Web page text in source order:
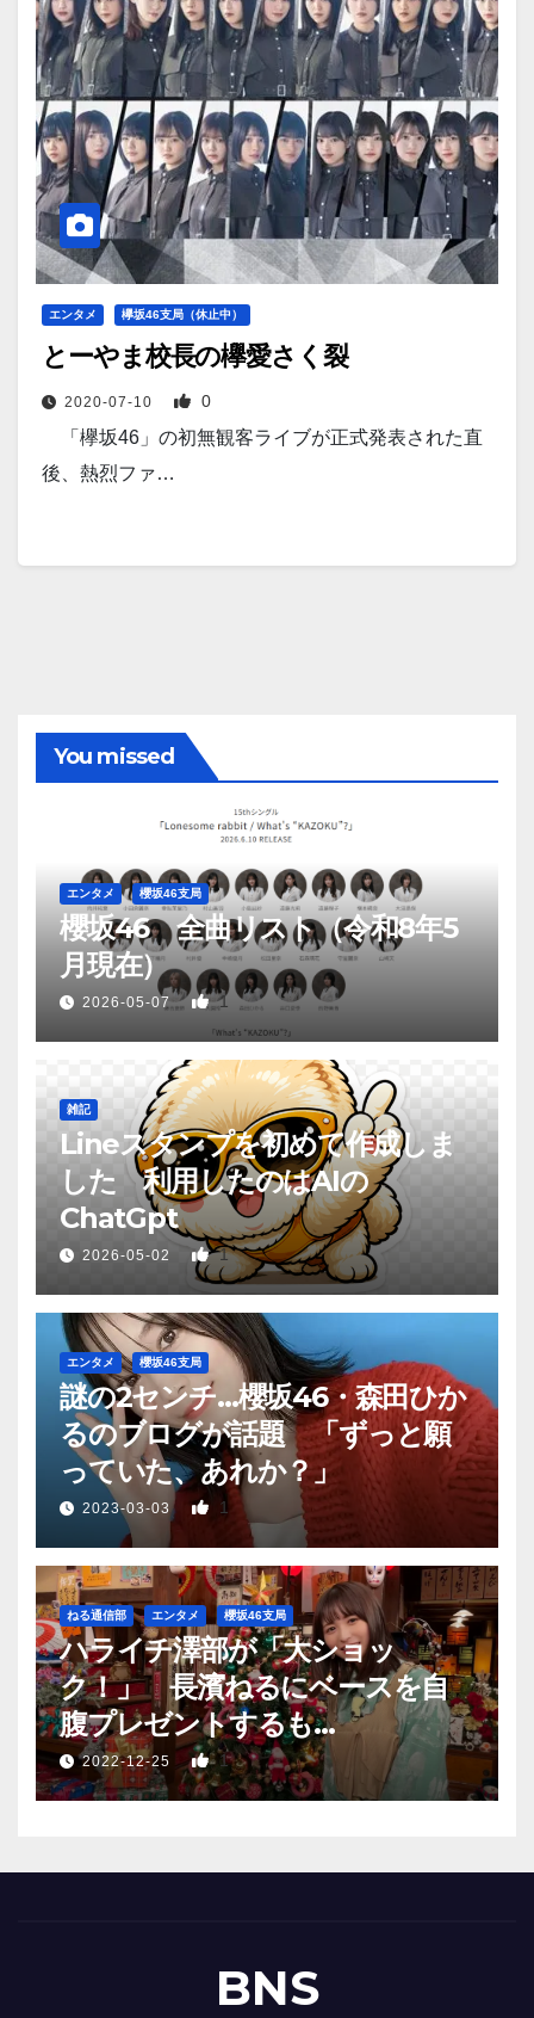
エンタメ 欅坂46支局（休止中）
とーやま校長の欅愛さく裂
2020-07-10 0
「欅坂46」の初無観客ライブが正式発表された直
後、熱烈ファ…
You missed
エンタメ 櫻坂46支局
櫻坂46 全曲リスト（令和8年5
月現在）
2026-05-07 1
雑記
Lineスタンプを初めて作成しま
した 利用したのはAIの
ChatGpt
2026-05-02 1
エンタメ 櫻坂46支局
謎の2センチ…櫻坂46・森田ひか
るのブログが話題 「ずっと願
っていた、あれか？」
2023-03-03 1
ねる通信部 エンタメ 櫻坂46支局
ハライチ澤部が「大ショッ
ク！」 長濱ねるにベースを自
腹プレゼントするも…
2022-12-25 1
BNS